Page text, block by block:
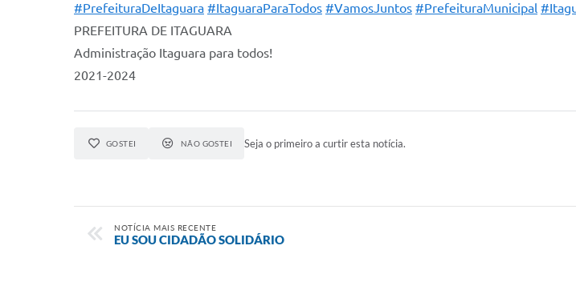
#PrefeituraDeItaguara #ItaguaraParaTodos #VamosJuntos #PrefeituraMunicipal
PREFEITURA DE ITAGUARA
Administração Itaguara para todos!
2021-2024
GOSTEI NÃO GOSTEI Seja o primeiro a curtir esta notícia.
NOTÍCIA MAIS RECENTE
EU SOU CIDADÃO SOLIDÁRIO